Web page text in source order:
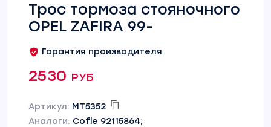
Трос тормоза стояночного
OPEL ZAFIRA 99-
Гарантия производителя
2530 руб
Артикул: MT5352
Аналоги: Cofle 92115864;